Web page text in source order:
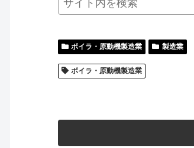
ボイラ・原動機製造業 製造業
ボイラ・原動機製造業